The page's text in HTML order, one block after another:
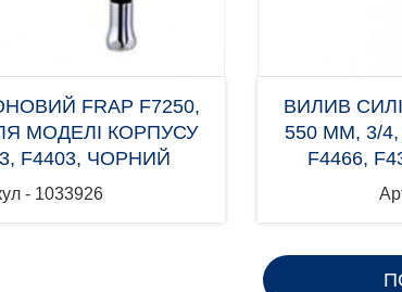
FRAP F7250,
МОДЕЛІ КОРПУСУ
F4403, ЧОРНИЙ
- 1033926
ВИЛИВ
550 ММ, 3/
F4466,